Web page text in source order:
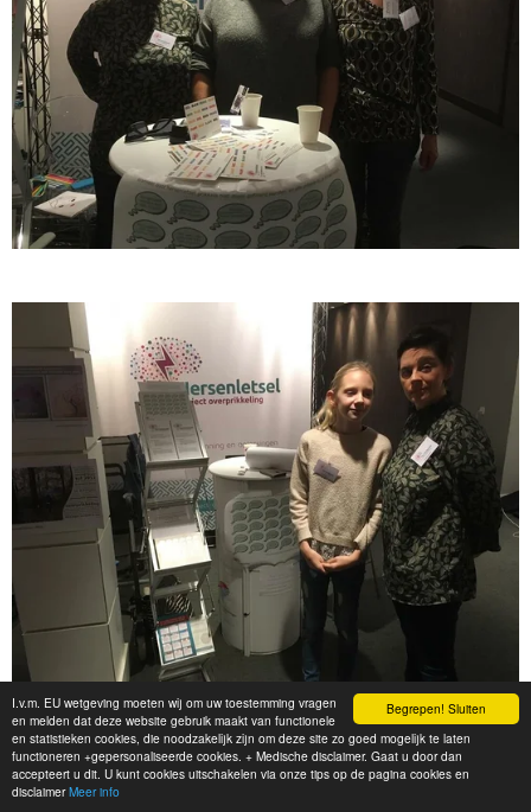
Begrepen! Sluiten
I.v.m. EU wetgeving moeten wij om uw toestemming vragen
en melden dat deze website gebruik maakt van functionele
en statistieken cookies, die noodzakelijk zijn om deze site zo goed mogelijk te laten
functioneren +gepersonaliseerde cookies. + Medische disclaimer. Gaat u door dan
accepteert u dit. U kunt cookies uitschakelen via onze tips op de pagina cookies en
disclaimerMeer info